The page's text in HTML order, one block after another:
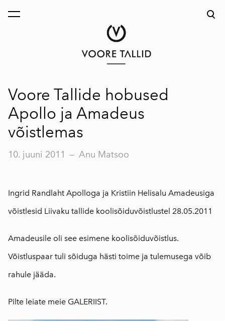
lisati ostukorvi.
Voore Tallide hobused
Apollo ja Amadeus
võistlemas
10. juuni 2011 — Anu Matsoo
Ingrid Randlaht Apolloga ja Kristiin Helisalu Amadeusiga
võistlesid Liivaku tallide koolisõiduvõistlustel 28.05.2011
Amadeusile oli see esimene koolisõiduvõistlus.
Võistluspaar tuli sõiduga hästi toime ja tulemusega võib
rahule jääda.
Pilte leiate meie GALERIIST.